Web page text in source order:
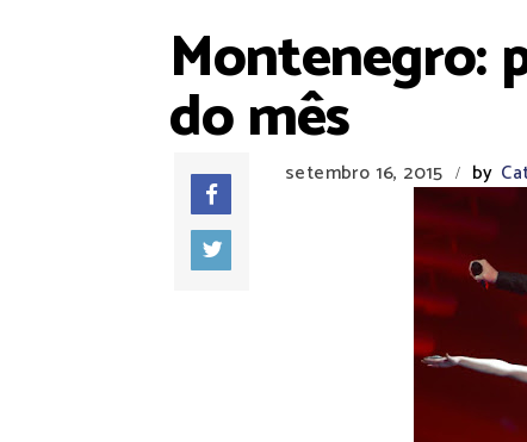
Montenegro:
do mês
setembro 16, 2015 / by